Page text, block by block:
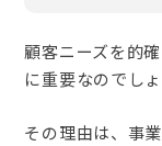
顧客ニーズを的
に重要なのでしょ
その理由は、事